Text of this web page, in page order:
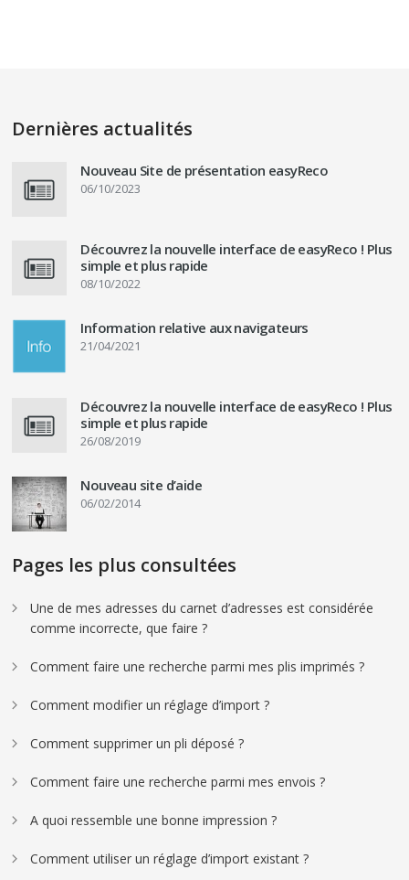
Dernières actualités
Nouveau Site de présentation easyReco
06/10/2023
Découvrez la nouvelle interface de easyReco ! Plus
simple et plus rapide
08/10/2022
Information relative aux navigateurs
21/04/2021
Découvrez la nouvelle interface de easyReco ! Plus
simple et plus rapide
26/08/2019
Nouveau site d’aide
06/02/2014
Pages les plus consultées
Une de mes adresses du carnet d’adresses est considérée
comme incorrecte, que faire ?
Comment faire une recherche parmi mes plis imprimés ?
Comment modifier un réglage d’import ?
Comment supprimer un pli déposé ?
Comment faire une recherche parmi mes envois ?
A quoi ressemble une bonne impression ?
Comment utiliser un réglage d’import existant ?